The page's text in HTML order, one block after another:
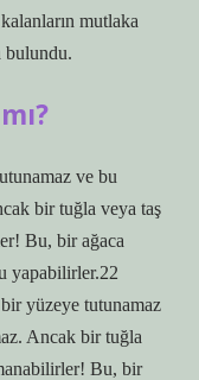
mutlaka
bulundu.
ve bu
bir tuğla veya taş
Bu, bir ağaca
yapabilirler.22
yüzeye tutunamaz
Ancak bir tuğla
Bu, bir